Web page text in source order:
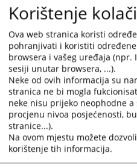
Hercegovine Ivane
Hercegovačko-neretvanskog
financija HNK-, Adila Šute,
samouprave Gorana Karanovića,
Mostaru Zorana Krtalića,
Katarine Drmać i gradonačelnika
Općinski sud u Konjicu
potrebama ove
ograničavaju efikasnost
navedeno, već je određena
za budući smještaj suda.
Korištenje
Ova web stranica koristi
pohranjivati i koristiti
browsera i vašeg uređaja (npr.
sesiji unutar browsera, ...).
Neke od ovih informacija su
stranica ne bi mogla
neke nisu prijeko neophodne
procjenu nivoa posjećenosti,
stranice...).
Na ovom mjestu možete
korištenje tih informacija.